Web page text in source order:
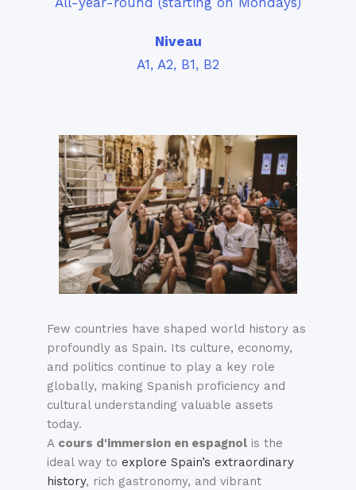
Niveau
A1, A2, B1, B2
Few countries have shaped world history as
profoundly as Spain. Its culture, economy,
and politics continue to play a key role
globally, making Spanish proficiency and
cultural understanding valuable assets
today.
A cours d'immersion en espagnol is the
ideal way to explore Spain’s extraordinary
history, rich gastronomy, and vibrant